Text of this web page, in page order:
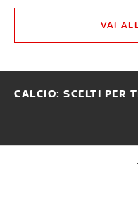
VAI
CALCIO: SCELTI PER